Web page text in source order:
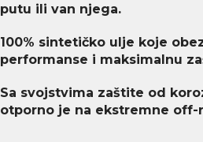
putu ili van njega.
100% sintetičko ulje koje
performanse i maksimalnu
Sa svojstvima zaštite od
otporno je na ekstremne off-